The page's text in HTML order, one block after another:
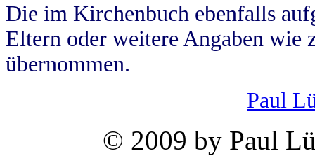
Die im Kirchenbuch ebenfalls
Eltern oder weitere Angaben wie
übernommen.
Paul
© 2009 by Paul